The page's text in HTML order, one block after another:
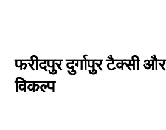
फरीदपुर दुर्गापुर टैक्सी
विकल्प